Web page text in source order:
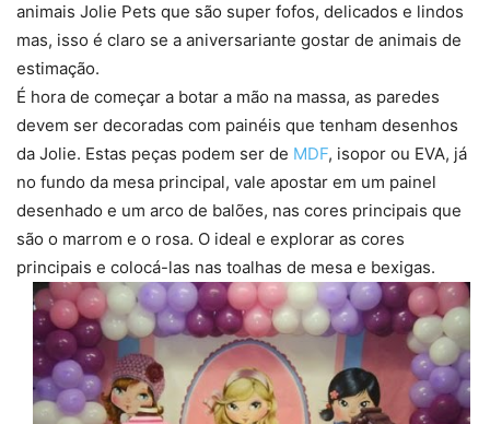
animais Jolie Pets que são super fofos, delicados e lindos
mas, isso é claro se a aniversariante gostar de animais de
estimação.
É hora de começar a botar a mão na massa, as paredes
devem ser decoradas com painéis que tenham desenhos
da Jolie. Estas peças podem ser de MDF, isopor ou EVA, já
no fundo da mesa principal, vale apostar em um painel
desenhado e um arco de balões, nas cores principais que
são o marrom e o rosa. O ideal e explorar as cores
principais e colocá-las nas toalhas de mesa e bexigas.